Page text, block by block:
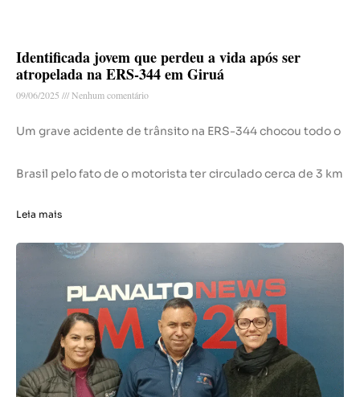
Identificada jovem que perdeu a vida após ser
atropelada na ERS-344 em Giruá
09/06/2025 Nenhum comentário
Um grave acidente de trânsito na ERS-344 chocou todo o
Brasil pelo fato de o motorista ter circulado cerca de 3 km
Leia mais